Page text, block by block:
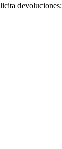
devoluciones: